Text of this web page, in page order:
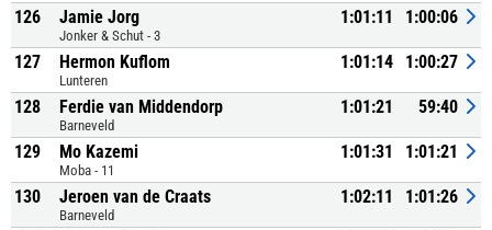
126 Jamie Jorg
Jonker & Schut - 3
1:01:11 1:00:06
127 Hermon Kuflom
Lunteren
1:01:14 1:00:27
128 Ferdie van Middendorp
Barneveld
1:01:21 59:40
129 Mo Kazemi
Moba - 11
1:01:31 1:01:21
130 Jeroen van de Craats
Barneveld
1:02:11 1:01:26